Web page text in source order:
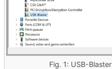
Fig. 1: USB-